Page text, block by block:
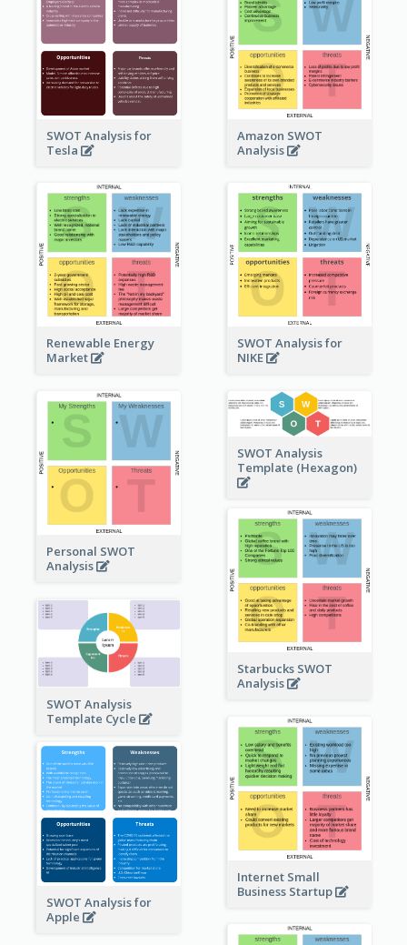
SWOT Analysis for
Tesla
Amazon SWOT
Analysis
Renewable Energy
Market
SWOT Analysis for
NIKE
Personal SWOT
Analysis
SWOT Analysis
Template (Hexagon)
Starbucks SWOT
Analysis
SWOT Analysis
Template Cycle
Internet Small
Business Startup
SWOT Analysis for
Apple